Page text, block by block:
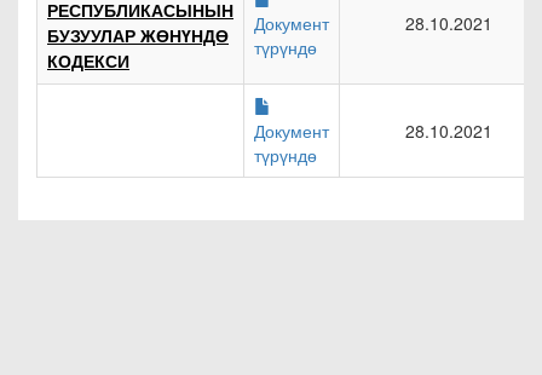
РЕСПУБЛИКАСЫНЫН
БУЗУУЛАР ЖӨНҮНДӨ
КОДЕКСИ
Документ
түрүндө
28.10.2021
Документ
түрүндө
28.10.2021